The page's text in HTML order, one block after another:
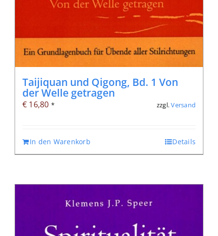
Taijiquan und Qigong, Bd. 1 Von
der Welle getragen
€ 16,80 * zzgl.Versand
In den Warenkorb Details